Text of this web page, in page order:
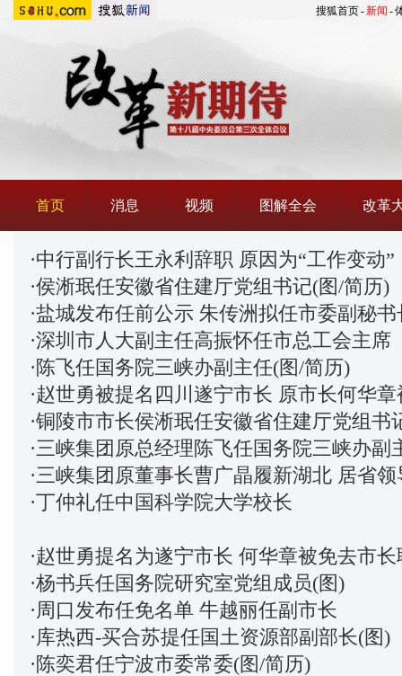
搜狐首页-新闻 -
首页 消息 视频 图解全会 改革
·中行副行长王永利辞职 原因为“工作变动”
·侯淅珉任安徽省住建厅党组书记(图/简历)
·盐城发布任前公示 朱传洲拟任市委副秘书
·深圳市人大副主任高振怀任市总工会主席
· 陈飞任国务院三峡办副主任(图/简历)
·赵世勇被提名四川遂宁市长 原市长何华章
·铜陵市市长侯淅珉任安徽省住建厅党组书
·三峡集团原总经理陈飞任国务院三峡办副
·三峡集团原董事长曹广晶履新湖北 居省领
·丁仲礼任中国科学院大学校长
·赵世勇提名为遂宁市长 何华章被免去市长
·杨书兵任国务院研究室党组成员(图)
·周口发布任免名单 牛越丽任副市长
·库热西-买合苏提任国土资源部副部长(图)
· 陈奕君任宁波市委常委(图/简历)